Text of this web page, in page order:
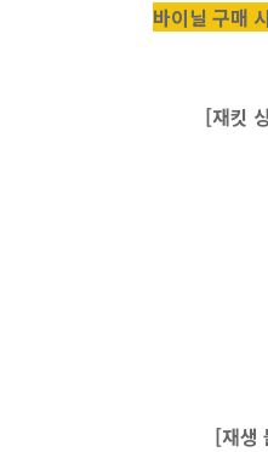
바이닐 구매
[재킷
[재생